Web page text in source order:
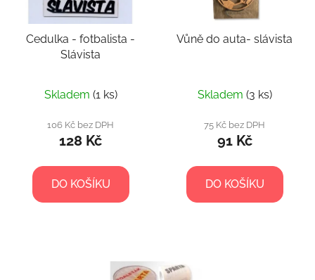
Cedulka - fotbalista -
Slávista
Skladem (1 ks)
106 Kč bez DPH
128 Kč
DO KOŠÍKU
Vůně do auta- slávista
Skladem (3 ks)
75 Kč bez DPH
91 Kč
DO KOŠÍKU